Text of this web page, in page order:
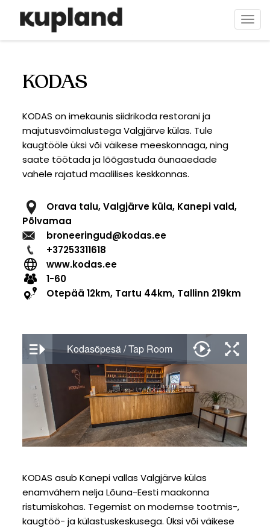
KODAS
KODAS on imekaunis siidrikoda restorani ja
majutusvõimalustega Valgjärve külas. Tule
kaugtööle üksi või väikese meeskonnaga, ning
saate töötada ja lõõgastuda õunaaedade
vahele rajatud maalilises keskkonnas.
Orava talu, Valgjärve küla, Kanepi vald,
Põlvamaa
broneeringud@kodas.ee
+37253311618
www.kodas.ee
1-60
Otepää 12km, Tartu 44km, Tallinn 219km
KODAS asub Kanepi vallas Valgjärve külas
enamvähem nelja Lõuna-Eesti maakonna
ristumiskohas. Tegemist on modernse tootmis-,
kaugtöö- ja külastuskeskusega. Üksi või väikese